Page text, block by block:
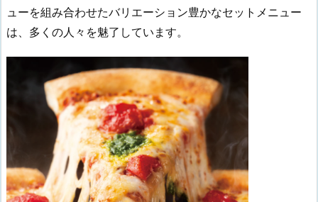
ューを組み合わせたバリエーション豊かなセットメニュー
は、多くの人々を魅了しています。